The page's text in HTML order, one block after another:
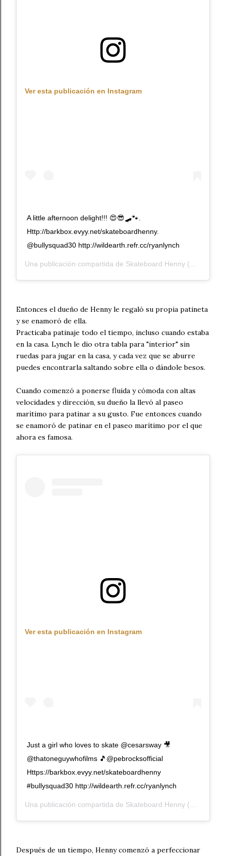
Ver esta publicación en Instagram
A little afternoon delight!!! 😍😎🛹🐾.
Http://barkbox.evyy.net/skateboardhenny.
@bullysquad30 http://wildearth.refr.cc/ryanlynch
Una publicación compartida de Skateboard Henny (@skateboard_henny) el
Entonces el dueño de Henny le regaló su propia patineta
y se enamoró de ella.
Practicaba patinaje todo el tiempo, incluso cuando estaba
en la casa. Lynch le dio otra tabla para "interior" sin
ruedas para jugar en la casa, y cada vez que se aburre
puedes encontrarla saltando sobre ella o dándole besos.
Cuando comenzó a ponerse fluida y cómoda con altas
velocidades y dirección, su dueño la llevó al paseo
marítimo para patinar a su gusto. Fue entonces cuando
se enamoró de patinar en el paseo marítimo por el que
ahora es famosa.
Ver esta publicación en Instagram
Just a girl who loves to skate @cesarsway 🎥
@thatoneguywhofilms 🎵@pebrocksofficial
Https://barkbox.evyy.net/skateboardhenny
#bullysquad30 http://wildearth.refr.cc/ryanlynch
Una publicación compartida de Skateboard Henny (@skateboard_henny) el
Después de un tiempo, Henny comenzó a perfeccionar